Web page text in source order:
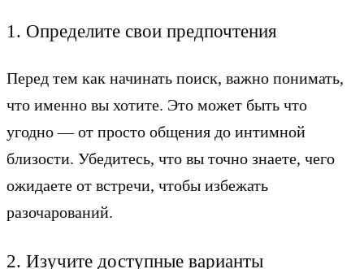
1. Определите свои предпочтения
Перед тем как начинать поиск, важно понимать,
что именно вы хотите. Это может быть что
угодно — от просто общения до интимной
близости. Убедитесь, что вы точно знаете, чего
ожидаете от встречи, чтобы избежать
разочарований.
2. Изучите доступные варианты